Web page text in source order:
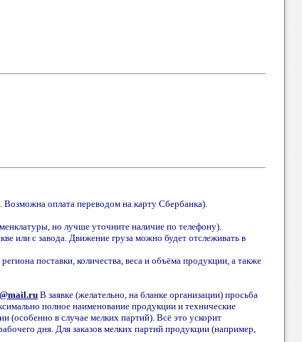
оплата переводом на карту Сбербанка).
но лучше уточните наличие по телефону).
или с завода. Движение груза можно будет отслеживать в
поставки, количества, веса и объёма продукции, а также
В заявке (желательно, на бланке организации) просьба
полное наименование продукции и технические
(особенно в случае мелких партий). Всё это ускорит
дня. Для заказов мелких партий продукции (например,